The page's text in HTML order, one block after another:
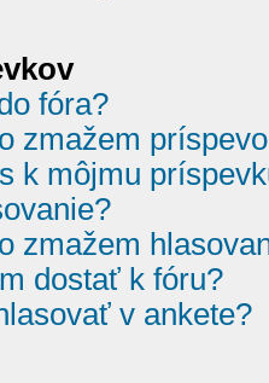
fóra?
zmažem
k môjmu
zmažem
dostať k fóru?
v ankete?